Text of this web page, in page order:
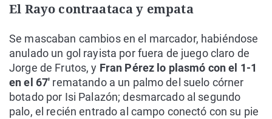
El Rayo contraataca y empata
Se mascaban cambios en el marcador, habiéndose
anulado un gol rayista por fuera de juego claro de
Jorge de Frutos, y Fran Pérez lo plasmó con el 1-1
en el 67' rematando a un palmo del suelo córner
botado por Isi Palazón; desmarcado al segundo
palo, el recién entrado al campo conectó con su pie